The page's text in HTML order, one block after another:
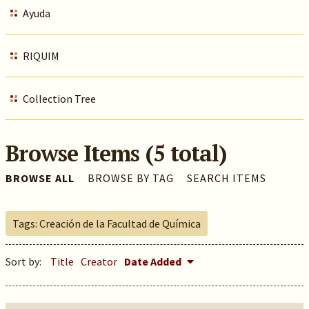
Ayuda
RIQUIM
Collection Tree
Browse Items (5 total)
BROWSE ALL BROWSE BY TAG SEARCH ITEMS
Tags: Creación de la Facultad de Química
Sort by: Title Creator Date Added